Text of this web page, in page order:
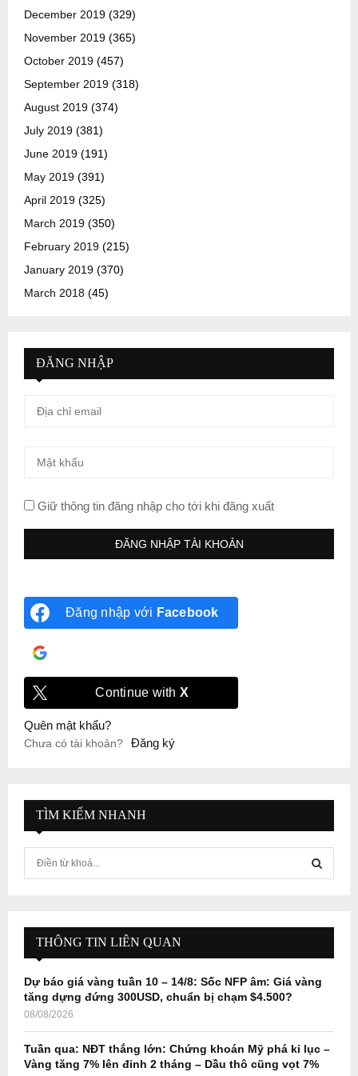
December 2019 (329)
November 2019 (365)
October 2019 (457)
September 2019 (318)
August 2019 (374)
July 2019 (381)
June 2019 (191)
May 2019 (391)
April 2019 (325)
March 2019 (350)
February 2019 (215)
January 2019 (370)
March 2018 (45)
ĐĂNG NHẬP
Giữ thông tin đăng nhập cho tới khi đăng xuất
Đăng nhập với Facebook
Continue with X
Quên mật khẩu?
Chưa có tài khoản? Đăng ký
TÌM KIẾM NHANH
f
r
E
A
R
H
THÔNG TIN LIÊN QUAN
Dự báo giá vàng tuần 10 – 14/8: Sốc NFP âm: Giá vàng
tăng dựng đứng 300USD, chuẩn bị chạm $4.500?
08/08/2026
Tuần qua: NĐT thắng lớn: Chứng khoán Mỹ phá kỉ lục –
Vàng tăng 7% lên đỉnh 2 tháng – Dầu thô cũng vọt 7%